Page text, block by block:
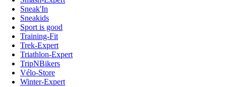
Sneak'In
Sneakids
Sport is good
Training-Fit
Trek-Expert
Triathlon-Expert
TripNBikers
Vélo-Store
Winter-Expert